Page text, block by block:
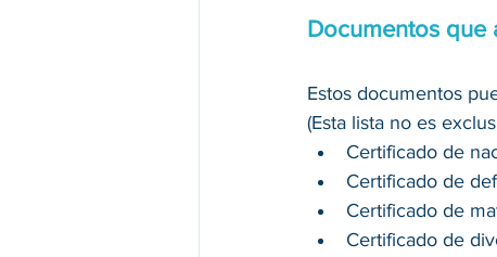
Documentos que
Estos documentos
(Esta lista no es
Certificado de
Certificado de
Certificado de
Certificado de